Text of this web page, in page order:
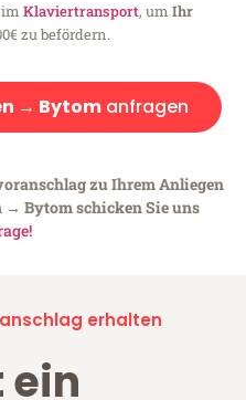
Klaviertransport, um Ihr
zu befördern.
→ Bytom anfragen
zu Ihrem Anliegen
→ Bytom schicken Sie uns
erhalten
ein